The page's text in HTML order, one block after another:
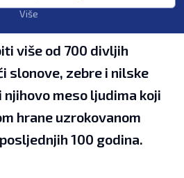
Više
više od 700 divljih
slonove, zebre i nilske
meso ljudima koji
hrane uzrokovanom
100 godina.